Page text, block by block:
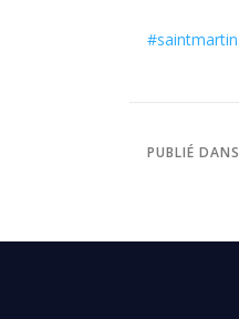
#saintmartin
PUBLIÉ DANS